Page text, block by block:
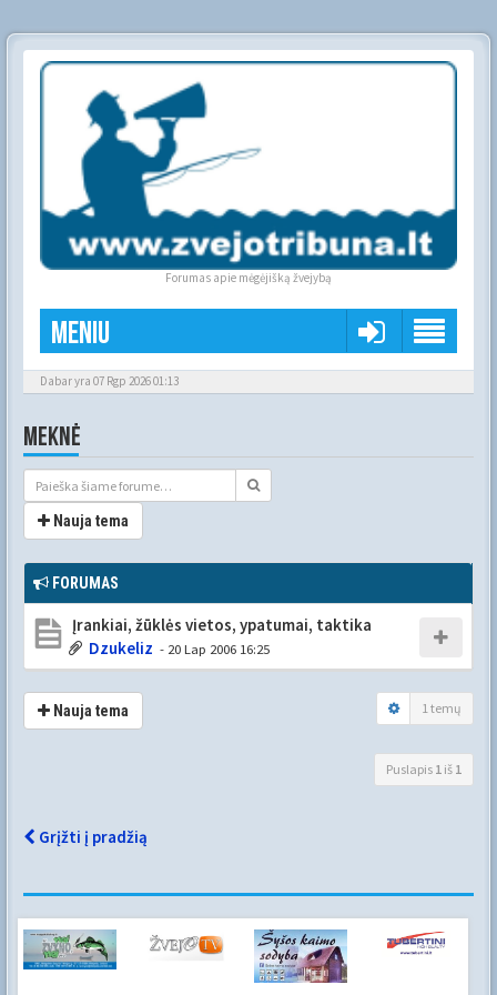
Forumas apie mėgėjišką žvejybą
Meniu
Dabar yra 07 Rgp 2026 01:13
MEKNĖ
Nauja tema
FORUMAS
Įrankiai, žūklės vietos, ypatumai, taktika
Dzukeliz - 20 Lap 2006 16:25
Nauja tema 1 temų
Puslapis 1 iš 1
Grįžti į pradžią